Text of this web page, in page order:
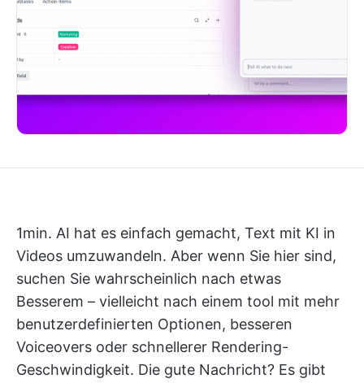
1min. AI hat es einfach gemacht, Text mit KI in
Videos umzuwandeln. Aber wenn Sie hier sind,
suchen Sie wahrscheinlich nach etwas
Besserem – vielleicht nach einem tool mit mehr
benutzerdefinierten Optionen, besseren
Voiceovers oder schnellerer Rendering-
Geschwindigkeit. Die gute Nachricht? Es gibt